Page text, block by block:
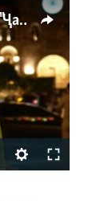
Ҳаводории арманиҳо аз пирӯзии "Ҷаллод"-и тоҷик